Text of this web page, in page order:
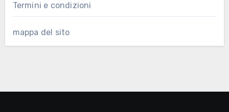
Termini e condizioni
mappa del sito